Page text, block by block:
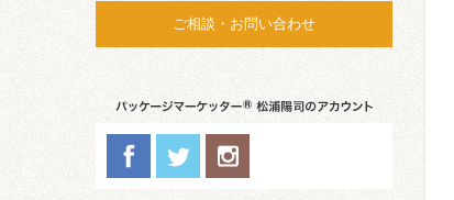
ご相談・お問い合わせ